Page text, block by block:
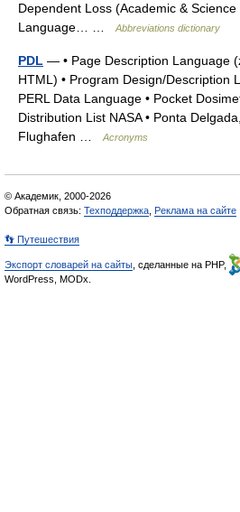
Dependent Loss (Academic &
Language… …
Abbreviations dictionary
PDL — • Page Description Language
HTML) • Program Design/Description
PERL Data Language • Pocket
Distribution List NASA • Ponta
Flughafen …
Acronyms
© Академик, 2000-2026
Обратная связь: Техподдержка Реклама на сайте
👣 Путешествия
Экспорт словарей на сайты , сделанные на PHP,
WordPress, MODx.